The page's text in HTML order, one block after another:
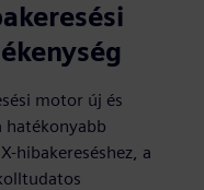
motor új és
hibakereséshez, a